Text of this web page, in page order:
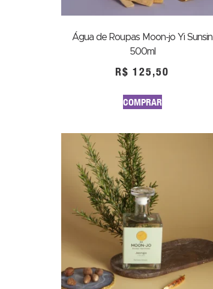
Água de Roupas Moon-jo Yi Sunsin
500ml
R$ 125,50
COMPRAR